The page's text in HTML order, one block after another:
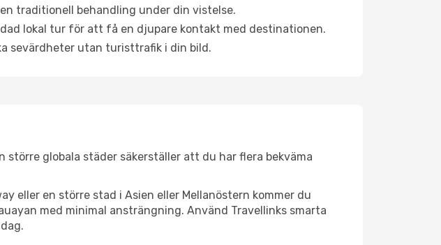
traditionell behandling under din vistelse.
lokal tur för att få en djupare kontakt med destinationen.
sevärdheter utan turisttrafik i din bild.
globala städer säkerställer att du har flera bekväma
eller en större stad i Asien eller Mellanöstern kommer du
med minimal ansträngning. Använd Travellinks smarta